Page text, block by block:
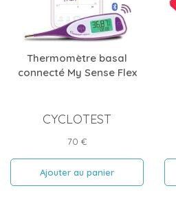
Thermomètre basal
connecté My Sense Flex
CYCLOTEST
Prix
70 €
Ajouter au panier